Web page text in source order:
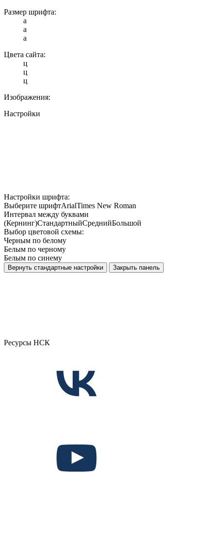
Размер шрифта:
a
a
a
Цвета сайта:
ц
ц
ц
Изображения:
Настройки
Настройки шрифта:
Выберите шрифтArialTimes New Roman
Интервал между буквами
(Кернинг)СтандартныйСреднийБольшой
Выбор цветовой схемы:
Черным по белому
Белым по черному
Белым по синему
Вернуть стандартные настройки Закрыть панель
Ресурсы НСК